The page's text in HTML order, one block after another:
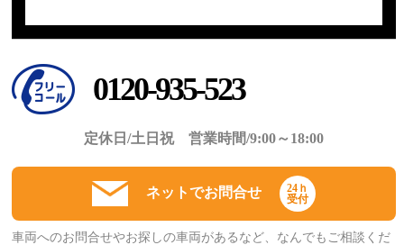
0120-935-523
定休日/土日祝 営業時間/9:00～18:00
ネットでお問合せ
24ｈ
受付
車両へのお問合せやお探しの車両があるなど、なんでもご相談くだ